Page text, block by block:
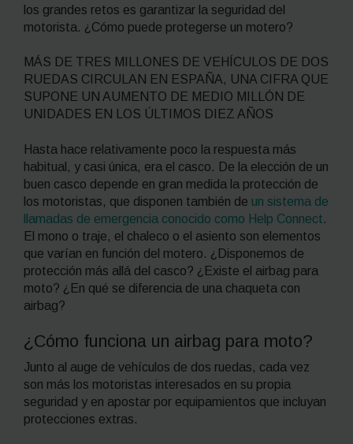
los grandes retos es garantizar la seguridad del
motorista. ¿Cómo puede protegerse un motero?
MÁS DE TRES MILLONES DE VEHÍCULOS DE DOS
RUEDAS CIRCULAN EN ESPAÑA, UNA CIFRA QUE
SUPONE UN AUMENTO DE MEDIO MILLÓN DE
UNIDADES EN LOS ÚLTIMOS DIEZ AÑOS
Hasta hace relativamente poco la respuesta más
habitual, y casi única, era el casco. De la elección de un
buen casco depende en gran medida la protección de
los motoristas, que disponen también de un sistema de
llamadas de emergencia conocido como Help Connect.
El mono o traje, el chaleco o el asiento son elementos
que varían en función del motero. ¿Disponemos de
protección más allá del casco? ¿Existe el airbag para
moto? ¿En qué se diferencia de una chaqueta con
airbag?
¿Cómo funciona un airbag para moto?
Junto al auge de vehículos de dos ruedas, cada vez
son más los motoristas interesados en su propia
seguridad y en apostar por equipamientos que incluyan
protecciones extras.